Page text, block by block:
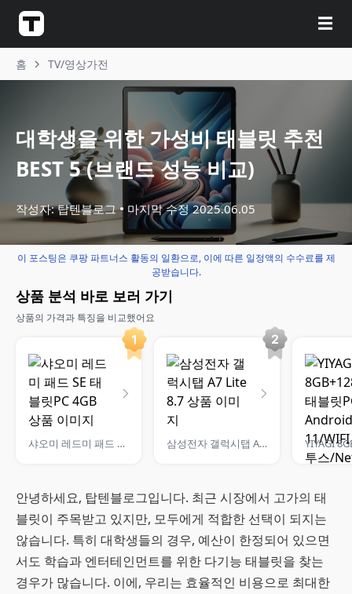
☰
홈 TV/영상가전
대학생을 위한 가성비 태블릿 추천
BEST 5 (브랜드 성능 비교)
작성자: 탑텐블로그 마지막 수정2025.06.05
이 포스팅은 쿠팡 파트너스 활동의 일환으로, 이에 따른 일정액의 수수료를 제
공받습니다.
상품 분석 바로 보러 가기
상품의 가격과 특징을 비교했어요
샤오미 레드미 패드 SE 태블릿PC 4GB 삼성전자 갤럭시탭 A7 Lite 8.7
안녕하세요, 탑텐블로그입니다. 최근 시장에서 고가의 태
블릿이 주목받고 있지만, 모두에게 적합한 선택이 되지는
않습니다. 특히 대학생들의 경우, 예산이 한정되어 있으면
서도 학습과 엔터테인먼트를 위한 다기능 태블릿을 찾는
경우가 많습니다. 이에, 우리는 효율적인 비용으로 최대한